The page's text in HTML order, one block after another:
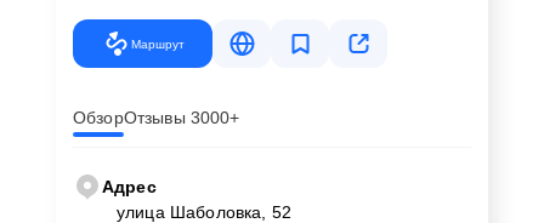
Маршрут
ОбзорОтзывы 3000+
Адрес
улица Шаболовка, 52